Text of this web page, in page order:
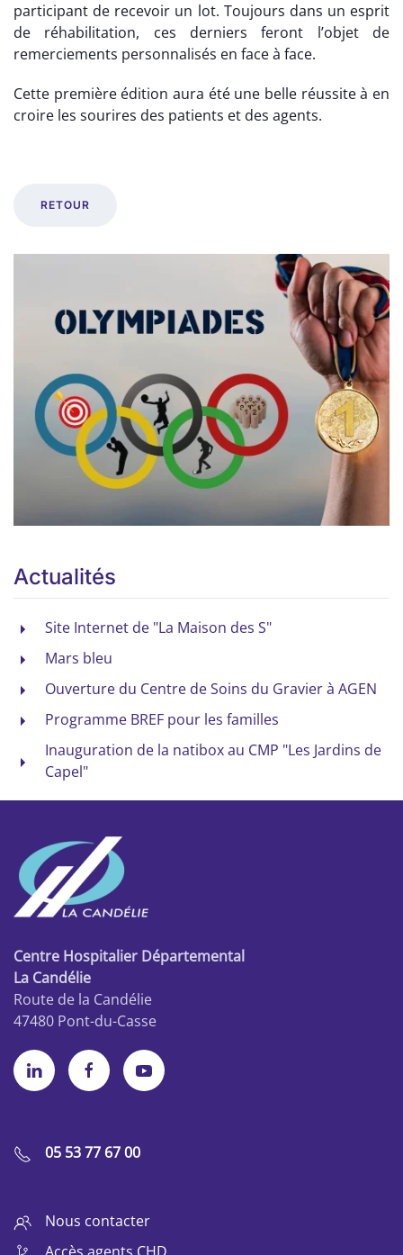
participant de recevoir un lot. Toujours dans un esprit
de réhabilitation, ces derniers feront l’objet de
remerciements personnalisés en face à face.
Cette première édition aura été une belle réussite à en
croire les sourires des patients et des agents.
RETOUR
Actualités
Site Internet de "La Maison des S"
Mars bleu
Ouverture du Centre de Soins du Gravier à AGEN
Programme BREF pour les familles
Inauguration de la natibox au CMP "Les Jardins de
Capel"
Centre Hospitalier Départemental
La Candélie
Route de la Candélie
47480 Pont-du-Casse
05 53 77 67 00
Nous contacter